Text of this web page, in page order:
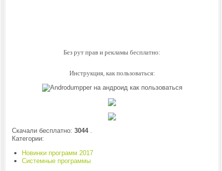
Без рут прав и рекламы бесплатно:
Инструкция, как пользоваться:
Скачали бесплатно: 3044.
Категории:
Новинки программ 2017
Системные программы